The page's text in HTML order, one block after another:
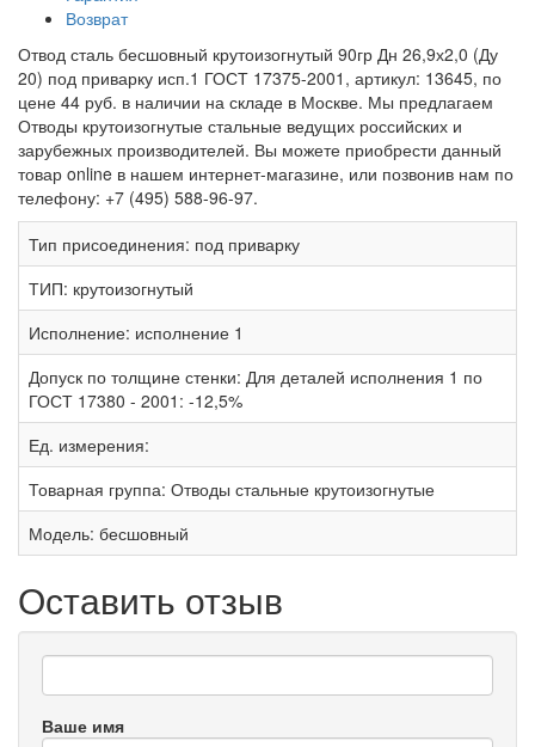
Возврат
Отвод сталь бесшовный крутоизогнутый 90гр Дн 26,9х2,0 (Ду
20) под приварку исп.1 ГОСТ 17375-2001, артикул: 13645, по
цене 44 руб. в наличии на складе в Москве. Мы предлагаем
Отводы крутоизогнутые стальные ведущих российских и
зарубежных производителей. Вы можете приобрести данный
товар online в нашем интернет-магазине, или позвонив нам по
телефону: +7 (495) 588-96-97.
Тип присоединения: под приварку
ТИП: крутоизогнутый
Исполнение: исполнение 1
Допуск по толщине стенки: Для деталей исполнения 1 по
ГОСТ 17380 - 2001: -12,5%
Ед. измерения:
Товарная группа: Отводы стальные крутоизогнутые
Модель: бесшовный
Оставить отзыв
Ваше имя